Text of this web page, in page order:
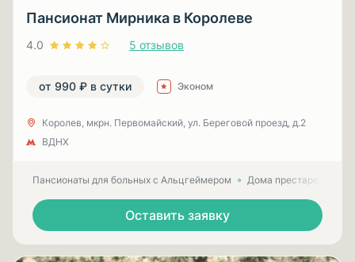
Пансионат Мирника в Королеве
4.0 5 отзывов
от 990 ₽ в сутки Эконом
Королев, мкрн. Первомайский, ул. Береговой проезд, д.2
ВДНХ
Пансионаты для больных с Альцгеймером Дома престарелых
Оставить заявку